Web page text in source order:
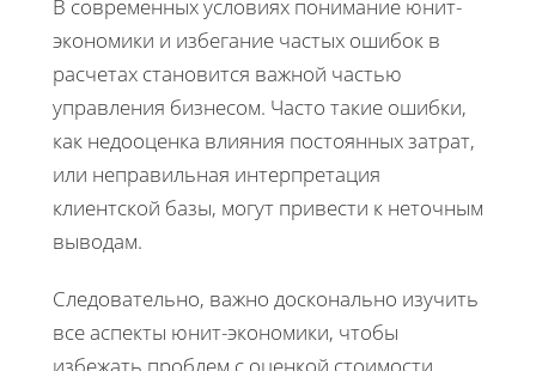
В современных условиях понимание юнит-
экономики и избегание частых ошибок в
расчетах становится важной частью
управления бизнесом. Часто такие ошибки,
как недооценка влияния постоянных затрат,
или неправильная интерпретация
клиентской базы, могут привести к неточным
выводам.
Следовательно, важно досконально изучить
все аспекты юнит-экономики, чтобы
избежать проблем с оценкой стоимости